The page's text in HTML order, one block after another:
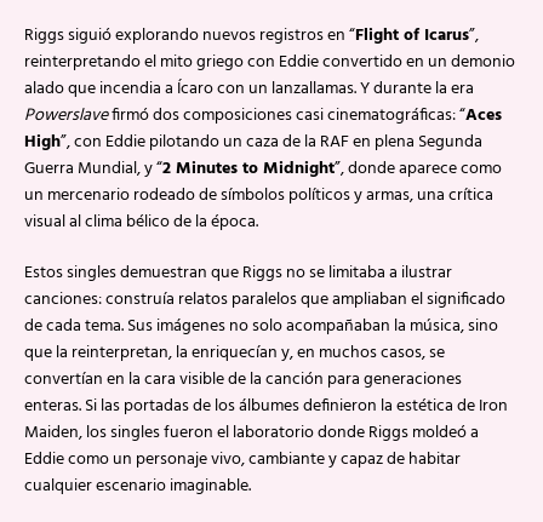
Riggs siguió explorando nuevos registros en “Flight of Icarus”,
reinterpretando el mito griego con Eddie convertido en un demonio
alado que incendia a Ícaro con un lanzallamas. Y durante la era
Powerslavefirmó dos composiciones casi cinematográficas: “Aces
High”, con Eddie pilotando un caza de la RAF en plena Segunda
Guerra Mundial, y “2 Minutes to Midnight”, donde aparece como
un mercenario rodeado de símbolos políticos y armas, una crítica
visual al clima bélico de la época.
Estos singles demuestran que Riggs no se limitaba a ilustrar
canciones: construía relatos paralelos que ampliaban el significado
de cada tema. Sus imágenes no solo acompañaban la música, sino
que la reinterpretan, la enriquecían y, en muchos casos, se
convertían en la cara visible de la canción para generaciones
enteras. Si las portadas de los álbumes definieron la estética de Iron
Maiden, los singles fueron el laboratorio donde Riggs moldeó a
Eddie como un personaje vivo, cambiante y capaz de habitar
cualquier escenario imaginable.